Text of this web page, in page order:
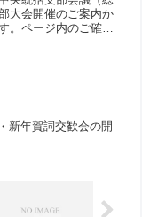
大会開催のご案内か
。ページ内のご確認
新年賀詞交歓会の開